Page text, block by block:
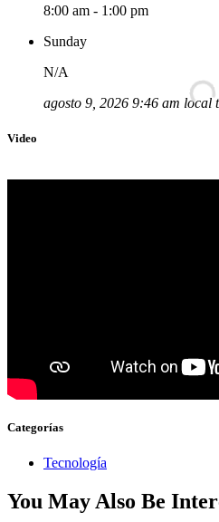
8:00 am - 1:00 pm
Sunday
N/A
agosto 9, 2026 9:46 am local
Video
Categorías
Tecnología
You May Also Be